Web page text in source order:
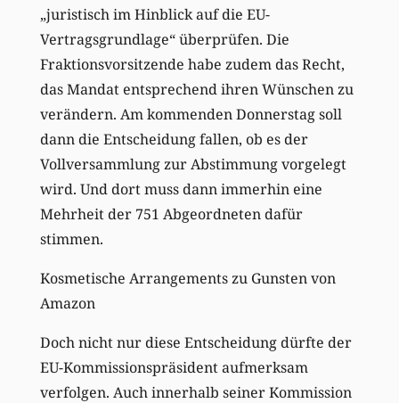
„juristisch im Hinblick auf die EU-
Vertragsgrundlage“ überprüfen. Die
Fraktionsvorsitzende habe zudem das Recht,
das Mandat entsprechend ihren Wünschen zu
verändern. Am kommenden Donnerstag soll
dann die Entscheidung fallen, ob es der
Vollversammlung zur Abstimmung vorgelegt
wird. Und dort muss dann immerhin eine
Mehrheit der 751 Abgeordneten dafür
stimmen.
Kosmetische Arrangements zu Gunsten von
Amazon
Doch nicht nur diese Entscheidung dürfte der
EU-Kommissionspräsident aufmerksam
verfolgen. Auch innerhalb seiner Kommission